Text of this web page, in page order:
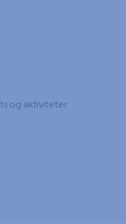
og aktiviteter